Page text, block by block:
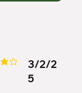
promedio es 4.2
3/2/2
5